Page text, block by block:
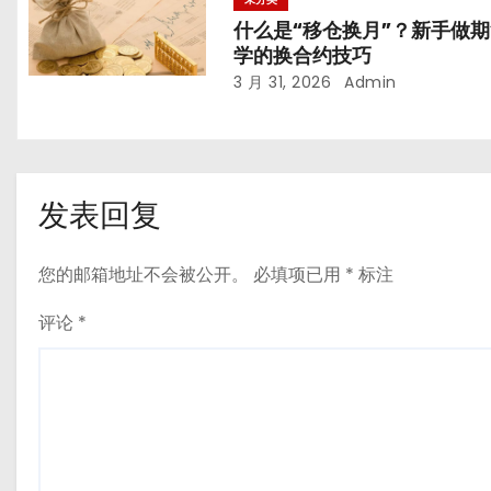
什么是“移仓换月”？新手做
学的换合约技巧
3 月 31, 2026 Admin
发表回复
您的邮箱地址不会被公开。 必填项已用 * 标注
评论 *